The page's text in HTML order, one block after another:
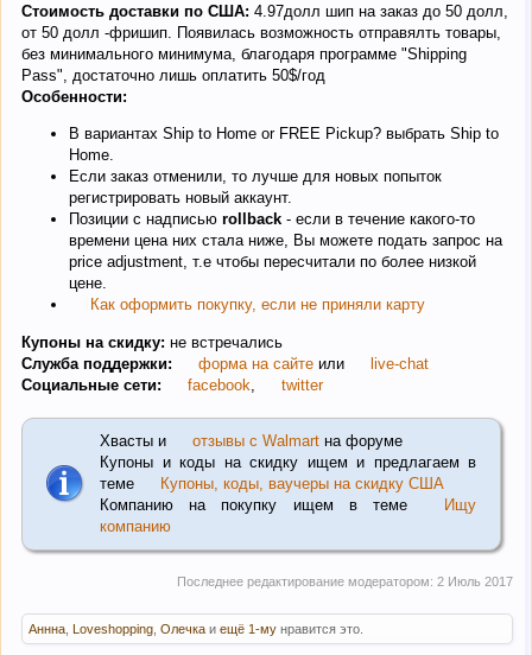
Стоимость доставки по США: 4.97долл шип на заказ до 50 долл,
от 50 долл -фришип. Появилась возможность отправялть товары,
без минимального минимума, благодаря программе "Shipping
Pass", достаточно лишь оплатить 50$/год
Особенности:
В вариантах Ship to Home or FREE Pickup? выбрать Ship to
Home.
Если заказ отменили, то лучше для новых попыток
регистрировать новый аккаунт.
Позиции с надписьюrollback- если в течение какого-то
времени цена них стала ниже, Вы можете подать запрос на
price adjustment, т.е чтобы пересчитали по более низкой
цене.
Как оформить покупку, если не приняли карту
Купоны на скидку: не встречались
Служба поддержки:
форма на сайте или
live-chat
Социальные сети:
facebook twitter
Хвасты и отзывы с Walmart на форуме
Купоны и коды на скидку ищем и предлагаем в
теме
Купоны, коды, ваучеры на скидку США
Компанию на покупку ищем в теме
Ищу
компанию
Последнее редактирование модератором: 2 Июль 2017
Аннна Loveshopping Олечка и ещё 1-му нравится это.